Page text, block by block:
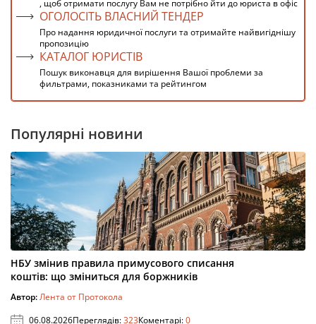
, щоб отримати послугу Вам не потрібно йти до юриста в офіс
ОГОЛОСІТЬ ВЛАСНИЙ ТЕНДЕР
Про надання юридичної послуги та отримайте найвигіднішу
пропозицію
КАТАЛОГ ЮРИСТІВ
Пошук виконавця для вирішення Вашої проблеми за
фильтрами, показниками та рейтингом
Популярні новини
НБУ змінив правила примусового списання
коштів: що зміниться для боржників
Автор:Лента от Протокола
06.08.2026Переглядів:323Коментарі:0